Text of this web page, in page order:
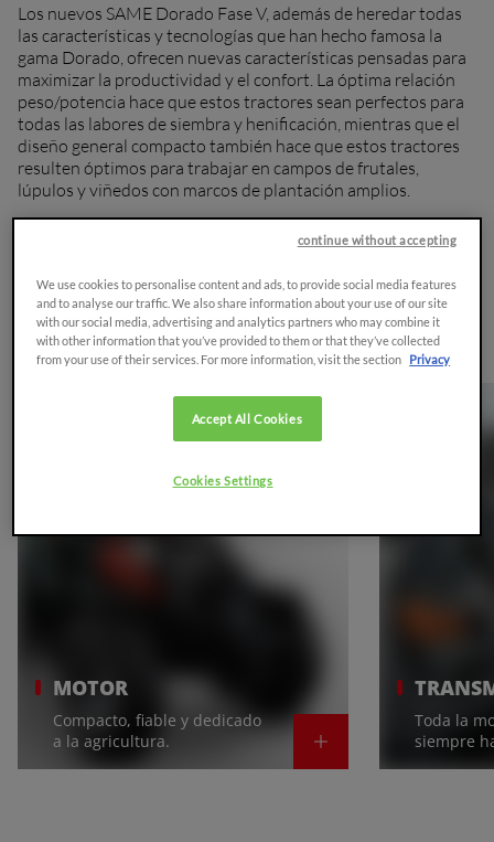
Los nuevos SAME Dorado Fase V, además de heredar todas
las características y tecnologías que han hecho famosa la
gama Dorado, ofrecen nuevas características pensadas para
maximizar la productividad y el confort. La óptima relación
peso/potencia hace que estos tractores sean perfectos para
todas las labores de siembra y henificación, mientras que el
diseño general compacto también hace que estos tractores
resulten óptimos para trabajar en campos de frutales,
lúpulos y viñedos con marcos de plantación amplios.
Brochure
Panorámica
MOTOR
Compacto, fiable y dedicado
a la agricultura.
Toda la
siempre
We use cookies to personalise content and ads, to provide social media features
and to analyse our traffic. We also share information about your use of our site
with our social media, advertising and analytics partners who may combine it
with other information that you’ve provided to them or that they’ve collected
from your use of their services. For more information, visit the section
Privacy
continue without accepting
Accept All Cookies
Cookies Settings